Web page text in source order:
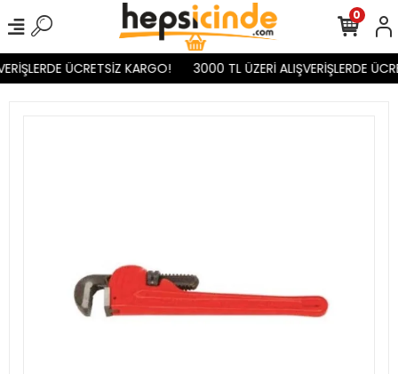
ÜCRETSİZ KARGO! 3000 TL ÜZERİ ALIŞVERİŞLERDE
0